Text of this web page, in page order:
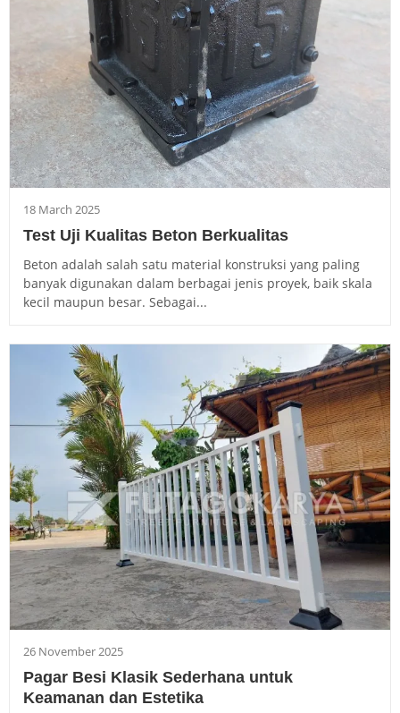
18 March 2025
Test Uji Kualitas Beton Berkualitas
Beton adalah salah satu material konstruksi yang paling
banyak digunakan dalam berbagai jenis proyek, baik skala
kecil maupun besar. Sebagai...
26 November 2025
Pagar Besi Klasik Sederhana untuk
Keamanan dan Estetika